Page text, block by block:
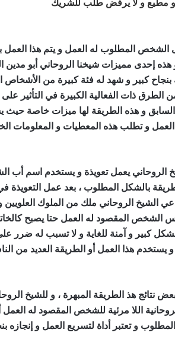
مطيع و لا يرفض طلب للشريك
الشخص المطلوب له العمل و يتم هذا العمل
إحدى مميزات شيخنا الروحاني أبو مدين
كبير و شهد له فئة كبيرة من الأشخاص
ذات الفعالية الكبيرة في التأثير
و هذه الطريقة لها ميزات خاصة حيث
و تطلب هذه المعطيات و المعلومات
الروحاني يعمل تعويذة و يستخدم اسم أب
بالشكل المطلوب ، بعد عمل
الشيخ الروحاني ملك من الملوك العلويين
الشخص المقصود له العمل حتا يصبح
كبير و آمنة للغاية و لا تسبب له ضرر
يستخدم هذا العمل أو الطريقة العديد من
نتائج هذ الطريقة المبهرة ، و للشيخ
اللا مرئية للشخص المقصود له العمل
و تعتبر أداة لتسريع العمل و إنجازه